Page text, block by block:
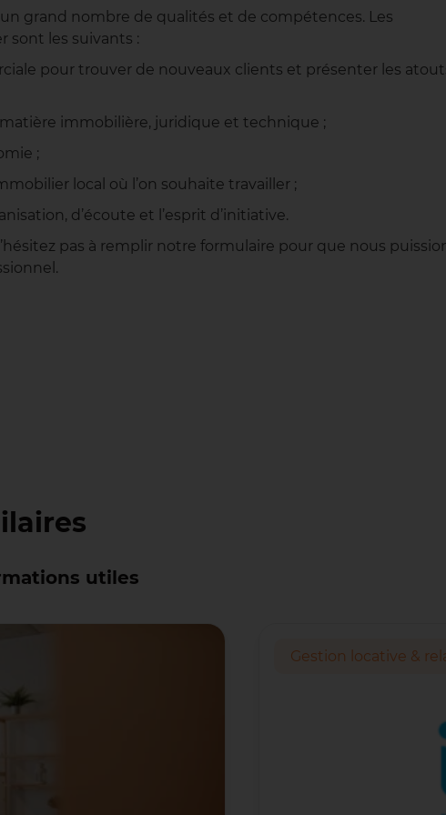
grand nombre de qualités et de compétences. Les
sont les suivants :
pour trouver de nouveaux clients et présenter les
immobilière, juridique et technique ;
;
local où l’on souhaite travailler ;
d’écoute et l’esprit d’initiative.
pas à remplir notre formulaire pour que nous
utiles
Gestion locative &